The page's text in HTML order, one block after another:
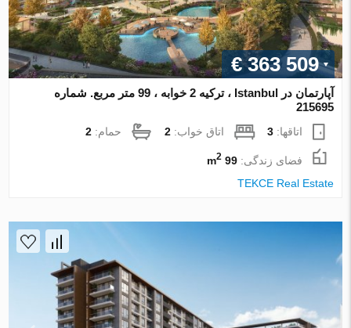
€ 363 509
آپارتمان در Istanbul ، ترکیه 2 خوابه ، 99 متر مربع. شماره
215695
اتاقها:3 اتاق خواب:2 حمام:2
فضای زندگی:99 m
2
TEKCE Real Estate